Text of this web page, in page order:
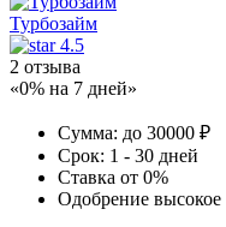
Турбозайм
4.5
2 отзыва
«0% на 7 дней»
Сумма: до 30000 ₽
Срок: 1 - 30 дней
Ставка от 0%
Одобрение высокое